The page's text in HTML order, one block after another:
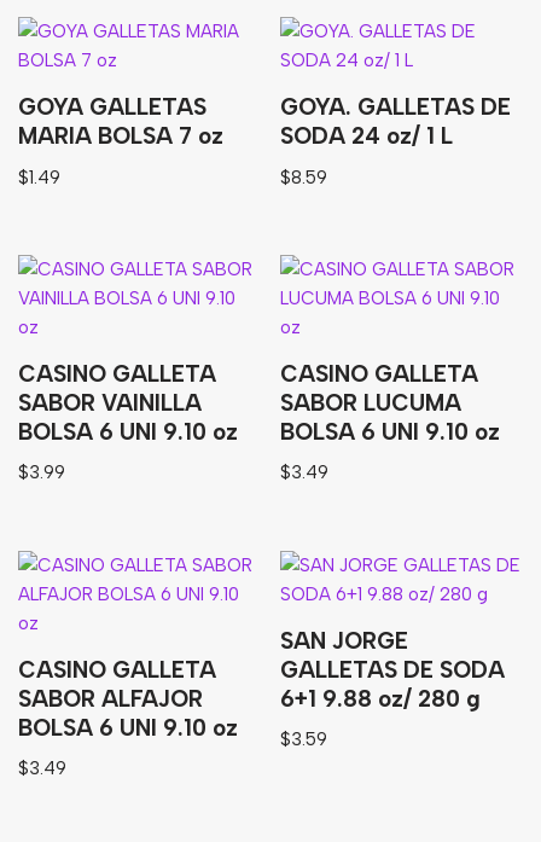
GOYA GALLETAS
MARIA BOLSA 7 oz
$1.49
GOYA. GALLETAS DE
SODA 24 oz/ 1 L
$8.59
CASINO GALLETA
SABOR VAINILLA
BOLSA 6 UNI 9.10 oz
$3.99
CASINO GALLETA
SABOR LUCUMA
BOLSA 6 UNI 9.10 oz
$3.49
CASINO GALLETA
SABOR ALFAJOR
BOLSA 6 UNI 9.10 oz
$3.49
SAN JORGE
GALLETAS DE SODA
6+1 9.88 oz/ 280 g
$3.59